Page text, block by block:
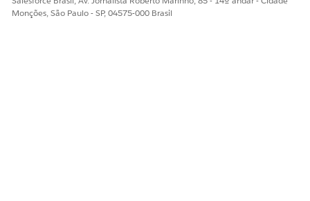
Monções, São Paulo - SP, 04575-000 Brasil